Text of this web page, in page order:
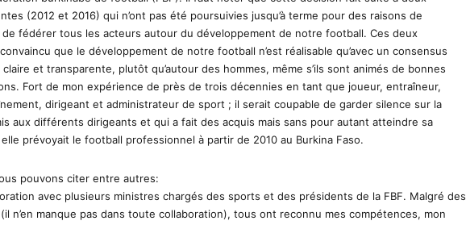
(2012 et 2016) qui n’ont pas été poursuivies jusqu’à terme pour des raisons de
fédérer tous les acteurs autour du développement de notre football. Ces deux
que le développement de notre football n’est réalisable qu’avec un consensus
claire et transparente, plutôt qu’autour des hommes, même s’ils sont animés de bonnes
Fort de mon expérience de près de trois décennies en tant que joueur, entraîneur,
dirigeant et administrateur de sport ; il serait coupable de garder silence sur la
aux différents dirigeants et qui a fait des acquis mais sans pour autant atteindre sa
prévoyait le football professionnel à partir de 2010 au Burkina Faso.
pouvons citer entre autres:
avec plusieurs ministres chargés des sports et des présidents de la FBF. Malgré des
n’en manque pas dans toute collaboration), tous ont reconnu mes compétences, mon